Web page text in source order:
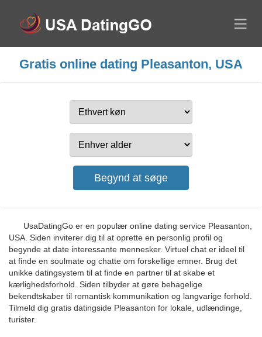
Gratis online dating Pleasanton, USA
UsaDatingGo er en populær online dating service Pleasanton,
USA. Siden inviterer dig til at oprette en personlig profil og
begynde at date interessante mennesker. Virtuel chat er ideel til
at finde en soulmate og chatte om forskellige emner. Brug det
unikke datingsystem til at finde en partner til at skabe et
kærlighedsforhold. Siden tilbyder at gøre behagelige
bekendtskaber til romantisk kommunikation og langvarige forhold.
Tilmeld dig gratis datingside Pleasanton for lokale, udlændinge,
turister.